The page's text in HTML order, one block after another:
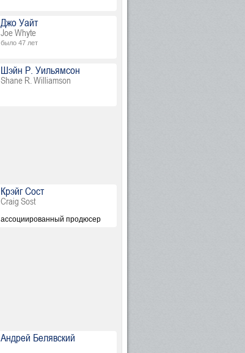
Джо Уайт
Joe Whyte
было 47 лет
Шэйн Р. Уильямсон
Shane R. Williamson
Крэйг Сост
Craig Sost
ассоциированный продюсер
Андрей Белявский